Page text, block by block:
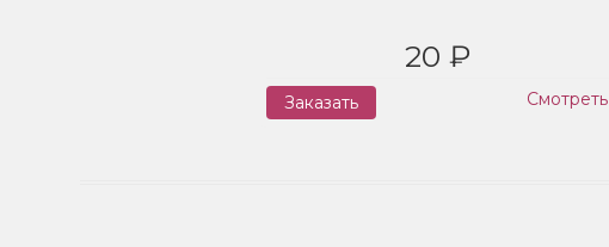
20 ₽
Заказать Смотреть